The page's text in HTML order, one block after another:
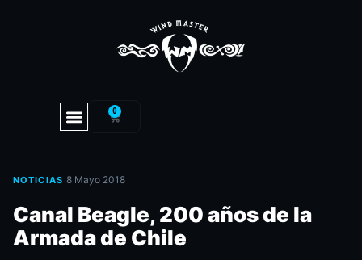
0
NOTICIAS 8 Mayo 2018
Canal Beagle, 200 años de la
Armada de Chile